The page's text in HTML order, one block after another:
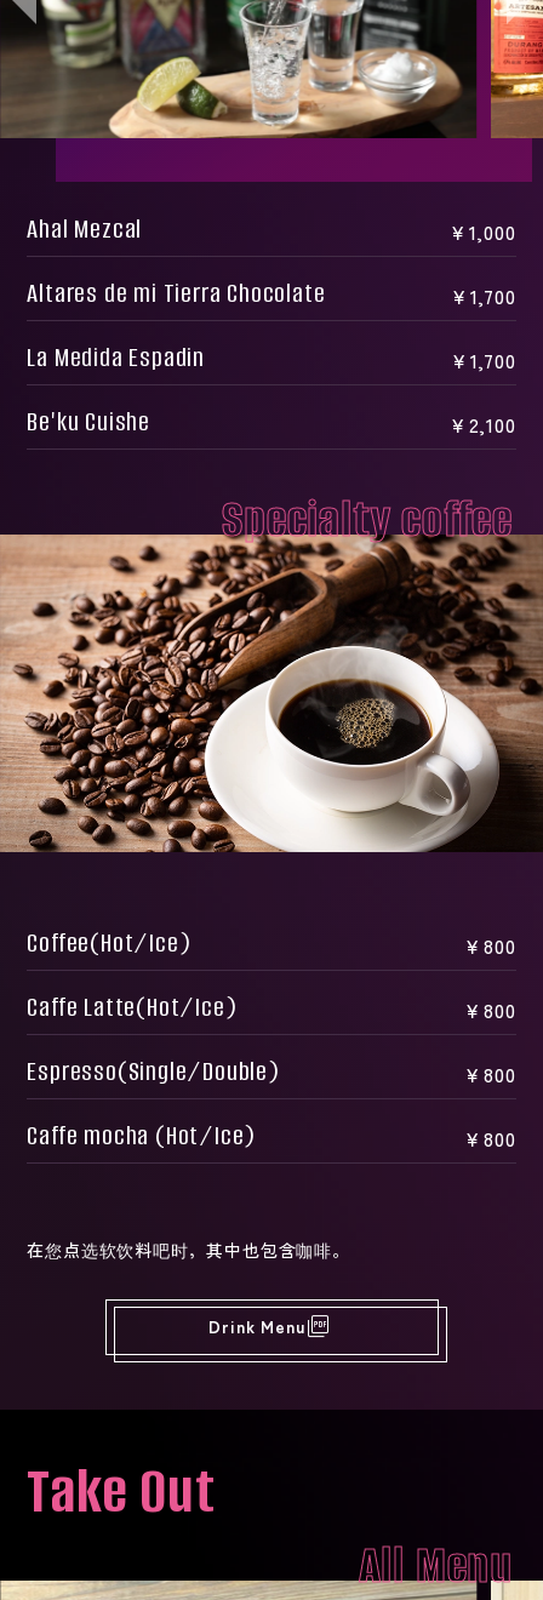
Ahal Mezcal ￥1,000
Altares de mi Tierra Chocolate ￥1,700
La Medida Espadin ￥1,700
Be'ku Cuishe ￥2,100
Specialty coffee
Coffee(Hot/Ice) ￥800
Caffe Latte(Hot/Ice) ￥800
Espresso(Single/Double) ￥800
Caffe mocha (Hot/Ice) ￥800
在您点选软饮料吧时，其中也包含咖啡。
Drink Menupicture_as_pdf
Take Out
All Menu